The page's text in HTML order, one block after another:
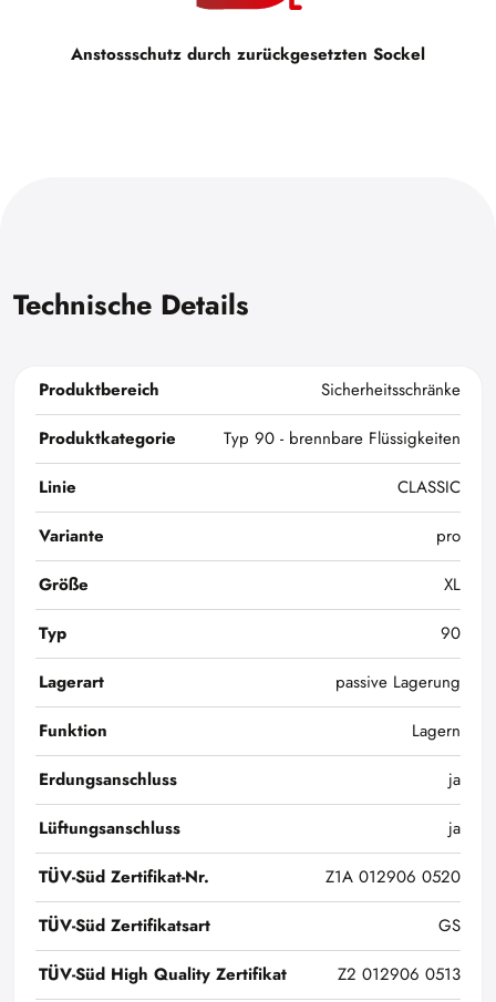
Anstossschutz durch zurückgesetzten Sockel
Technische Details
Produktbereich
Sicherheitsschränke
Produktkategorie
Typ 90 - brennbare Flüssigkeiten
Linie
CLASSIC
Variante
pro
Größe
XL
Typ
90
Lagerart
passive Lagerung
Funktion
Lagern
Erdungsanschluss
ja
Lüftungsanschluss
ja
TÜV-Süd Zertifikat-Nr.
Z1A 012906 0520
TÜV-Süd Zertifikatsart
GS
TÜV-Süd High Quality Zertifikat
Z2 012906 0513